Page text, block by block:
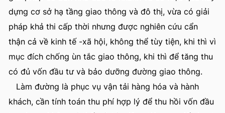
dựng cơ sở hạ tầng giao thông và đô thị, vừa có giải
pháp khả thi cấp thời nhưng được nghiên cứu cẩn
thận cả về kinh tế -xã hội, không thể tùy tiện, khi thì vì
mục đích chống ùn tắc giao thông, khi thì để tăng thu
có đủ vốn đầu tư và bảo dưỡng đường giao thông.
Làm đường là phục vụ vận tải hàng hóa và hành
khách, cần tính toán thu phí hợp lý để thu hồi vốn đầu